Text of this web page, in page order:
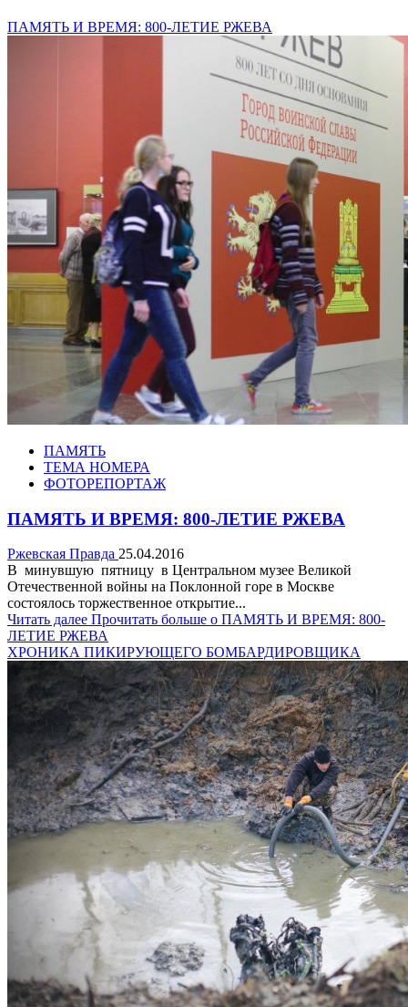
ПАМЯТЬ И ВРЕМЯ: 800-ЛЕТИЕ РЖЕВА
ПАМЯТЬ
ТЕМА НОМЕРА
ФОТОРЕПОРТАЖ
ПАМЯТЬ И ВРЕМЯ: 800-ЛЕТИЕ РЖЕВА
Ржевская Правда 25.04.2016
В минувшую пятницу в Центральном музее Великой
Отечественной войны на Поклонной горе в Москве
состоялось торжественное открытие...
Читать далее Прочитать больше о ПАМЯТЬ И ВРЕМЯ: 800-
ЛЕТИЕ РЖЕВА
ХРОНИКА ПИКИРУЮЩЕГО БОМБАРДИРОВЩИКА